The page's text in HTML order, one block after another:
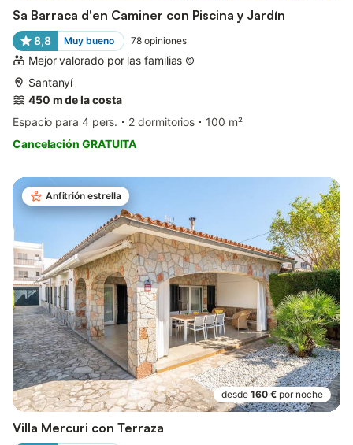
Sa Barraca d'en Caminer con Piscina y Jardín
8,8 Muy bueno 78 opiniones
Mejor valorado por las familias
Santanyí
450 m de la costa
Espacio para 4 pers.
2 dormitorios
100 m²
Cancelación GRATUITA
Anfitrión estrella
desde 160 € por noche
Villa Mercuri con Terraza